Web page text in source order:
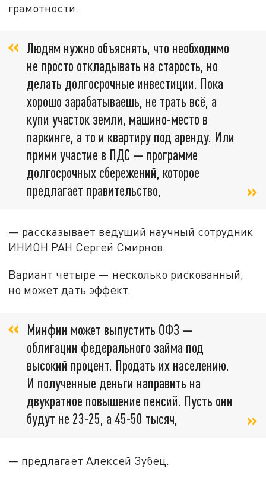
грамотности.
Людям нужно объяснять, что необходимо
не просто откладывать на старость, но
делать долгосрочные инвестиции. Пока
хорошо зарабатываешь, не трать всё, а
купи участок земли, машино-место в
паркинге, а то и квартиру под аренду. Или
прими участие в ПДС — программе
долгосрочных сбережений, которое
предлагает правительство,
— рассказывает ведущий научный сотрудник
ИНИОН РАН Сергей Смирнов.
Вариант четыре — несколько рискованный,
но может дать эффект.
Минфин может выпустить ОФЗ —
облигации федерального займа под
высокий процент. Продать их населению.
И полученные деньги направить на
двукратное повышение пенсий. Пусть они
будут не 23-25, а 45-50 тысяч,
— предлагает Алексей Зубец.